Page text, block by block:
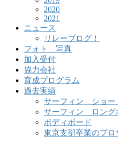
2020
2021
ニュース
リレーブログ！
フォト 写真
加入受付
協力会社
育成プログラム
過去実績
サーフィン ショー
サーフィン ロング
ボディボード
東京支部卒業のプロ